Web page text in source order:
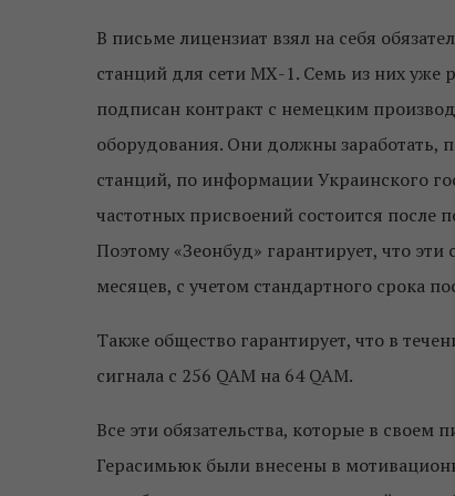
В письме лицензиат взял на себя
станций для сети МХ-1. Семь из них
подписан контракт с немецким
оборудования. Они должны заработать,
станций, по информации Украинского
частотных присвоений состоится после
Поэтому «Зеонбуд» гарантирует, что
месяцев, с учетом стандартного срока
Также общество гарантирует, что в
сигнала с 256 QAM на 64 QAM.
Все эти обязательства, которые в
Герасимьюк были внесены в